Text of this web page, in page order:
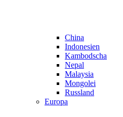
China
Indonesien
Kambodscha
Nepal
Malaysia
Mongolei
Russland
Europa